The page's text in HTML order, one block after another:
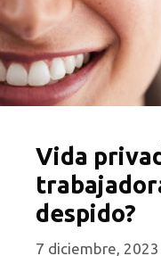
Vida
despido?
7 diciembre, 2023